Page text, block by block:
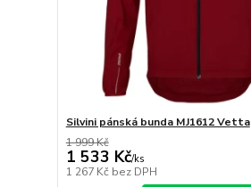
Silvini pánská bunda MJ1612 Vetta
1 999 Kč
1 533 Kč/ks
1 267 Kč bez DPH